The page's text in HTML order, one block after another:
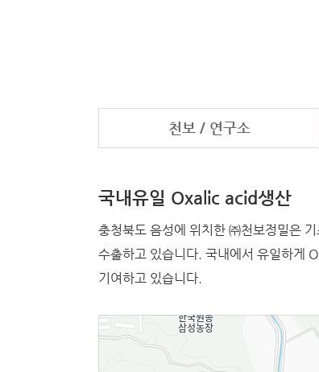
천보 / 연구소
국내유일 Oxalic acid생산
충청북도 음성에 위치한 ㈜천보정밀은
수출하고 있습니다. 국내에서 유일하게
기여하고 있습니다.